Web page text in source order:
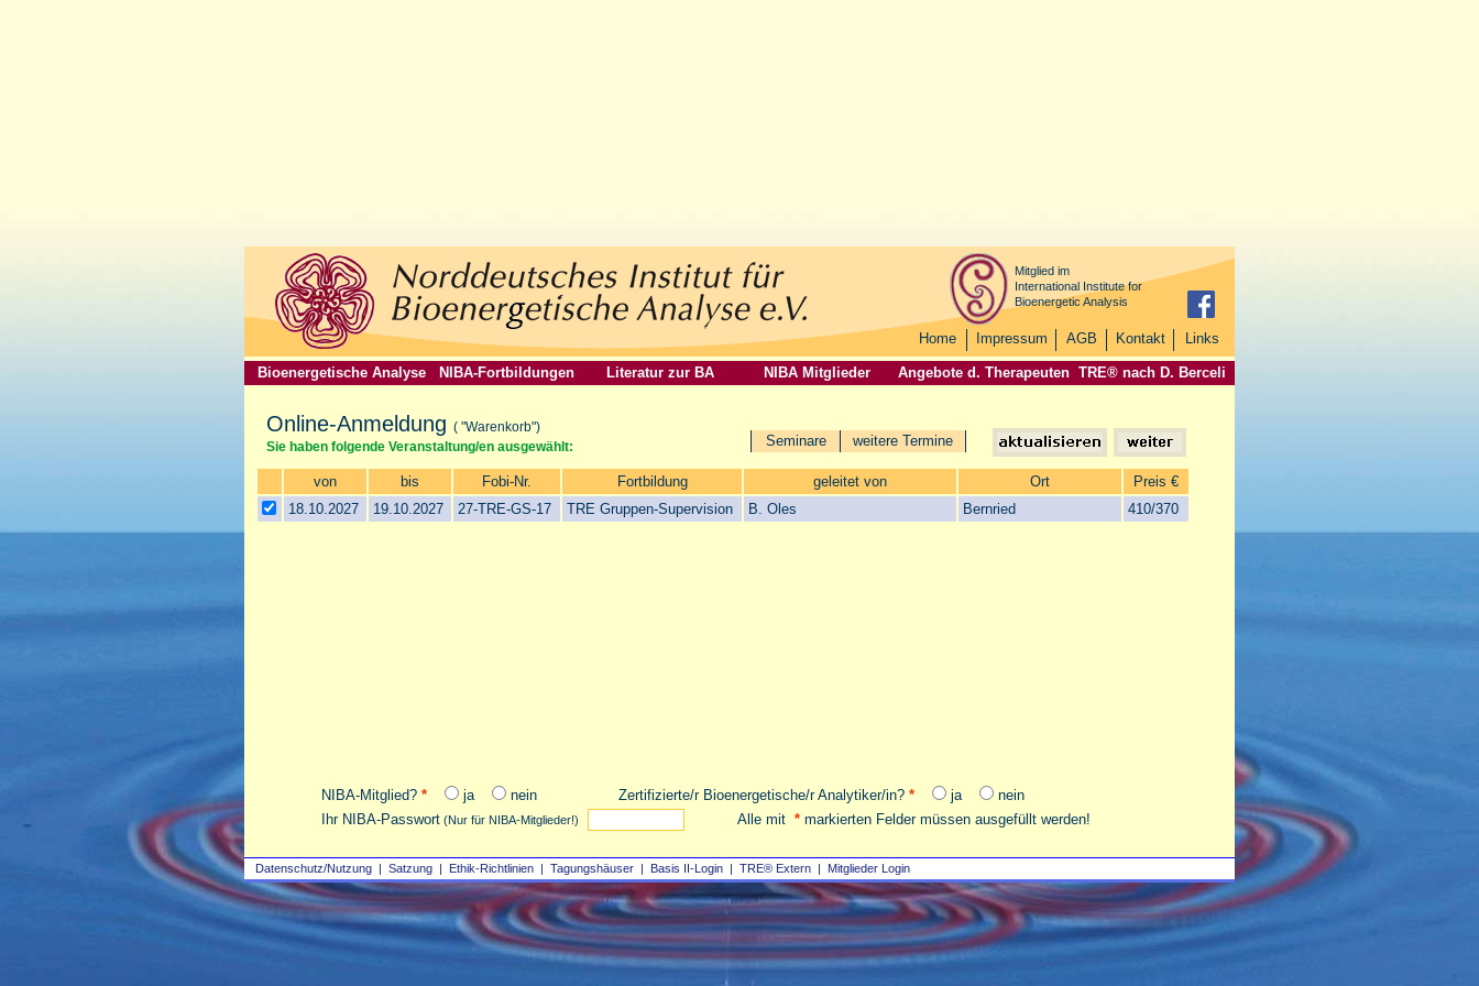
Datenschutz/Nutzung | Satzung | Ethik-Richtlinien | Tagungshäuser | Basis II‑Login | TRE® Extern | Mitglieder Login
Mitglied im
International Institute for
Bioenergetic Analysis
Home Impressum AGB Kontakt Links
Bioenergetische Analyse NIBA-Fortbildungen Literatur zur BA NIBA Mitglieder Angebote d. Therapeuten TRE® nach D. Berceli
Online-Anmeldung ( "Warenkorb")
von bis Fobi-Nr. Fortbildung geleitet von Ort
Preis €
18.10.2027
19.10.2027 27-TRE-GS-17 TRE Gruppen-Supervision B. Oles Bernried 410/370
weitere Termine
Seminare
NIBA-Mitglied? * ja nein Zertifizierte/r Bioenergetische/r Analytiker/in? * ja
nein
Ihr NIBA-Passwort (Nur für NIBA-Mitglieder!) Alle mit * markierten Felder müssen ausgefüllt werden!
Sie haben folgende Veranstaltung/en ausgewählt: